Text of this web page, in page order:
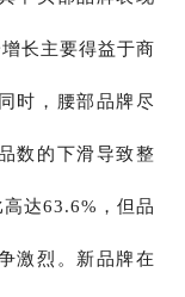
长主要得益于商
时，腰部品牌尽
数的下滑导致整
达63.6%，但品
激烈。新品牌在